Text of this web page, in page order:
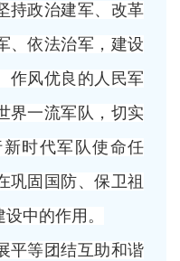
持政治建军、改革
、依法治军，建设
作风优良的人民军
界一流军队，切实
时代军队使命任
巩固国防、保卫祖
中的作用。
等团结互助和谐